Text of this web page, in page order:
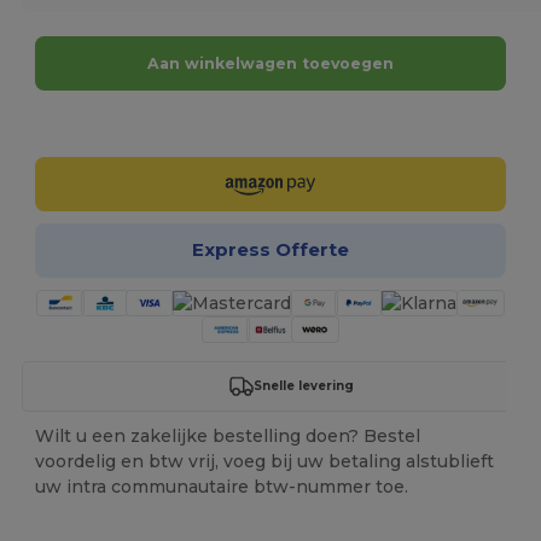
Aan winkelwagen toevoegen
Express Offerte
Snelle levering
Wilt u een zakelijke bestelling doen? Bestel
voordelig en btw vrij, voeg bij uw betaling alstublieft
uw intra communautaire btw-nummer toe.